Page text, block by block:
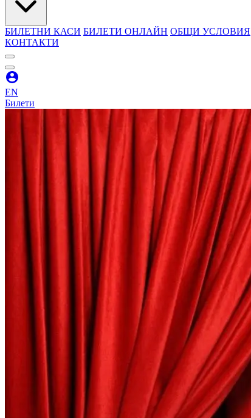
БИЛЕТНИ КАСИ БИЛЕТИ ОНЛАЙН ОБЩИ УСЛОВИЯ
КОНТАКТИ
EN
Билети